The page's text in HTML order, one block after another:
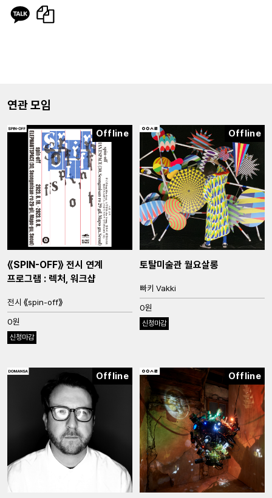
연관 모임
Offline
⟪SPIN-OFF⟫ 전시 연계
프로그램 : 렉처, 워크샵
전시 ⟪spin-off⟫
0원
신청마감
Offline
토탈미술관 월요살롱
빠키 Vakki
0원
신청마감
Offline Offline